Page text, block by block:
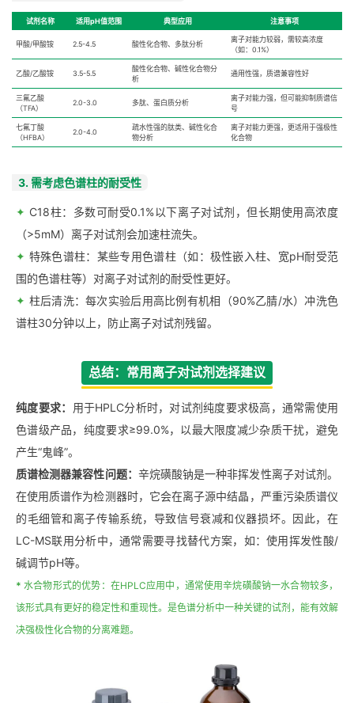
试剂名称 适用pH值范围 典型应用 注意事项
甲酸/甲酸铵 2.5-4.5 酸性化合物、多肽分析
离子对能力较弱，需较高浓度
（如：0.1%）
乙酸/乙酸铵 3.5-5.5
酸性化合物、碱性化合物分
析
通用性强，质谱兼容性好
三氟乙酸
（TFA）
2.0-3.0 多肽、蛋白质分析
离子对能力强，但可能抑制质谱信
号
七氟丁酸
（HFBA）
2.0-4.0
疏水性强的肽类、碱性化合
物分析
离子对能力更强，更适用于强极性
化合物
3. 需考虑色谱柱的耐受性
✦ C18柱：多数可耐受0.1%以下离子对试剂，但长期使用高浓度
（>5mM）离子对试剂会加速柱流失。
✦ 特殊色谱柱：某些专用色谱柱（如：极性嵌入柱、宽pH耐受范
围的色谱柱等）对离子对试剂的耐受性更好。
✦ 柱后清洗：每次实验后用高比例有机相（90%乙腈/水）冲洗色
谱柱30分钟以上，防止离子对试剂残留。
总结：常用离子对试剂选择建议
纯度要求‌： 用于HPLC分析时，对试剂纯度要求极高，通常需使用‌
色谱级产品，纯度要求≥99.0%，以最大限度减少杂质干扰，避免
产生“鬼峰”‌。
质谱检测器兼容性问题‌： 辛烷磺酸钠是一种‌非挥发性‌离子对试剂。
在使用质谱作为检测器时，它会在离子源中结晶，严重污染质谱仪
的毛细管和离子传输系统，导致信号衰减和仪器损坏‌。因此，在
LC-MS联用分析中，通常需要寻找替代方案，如：使用挥发性酸/
碱调节pH等。
*水合物形式的优势‌： 在HPLC应用中，通常使用辛烷磺酸钠一水合物较多，
该形式具有更好的稳定性和重现性‌。是色谱分析中一种关键的试剂，能有效解
决强极性化合物的分离难题。